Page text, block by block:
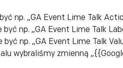
np. „GA Event Lime Talk
np. „GA Event Lime Talk
np. „GA Event Lime Talk
wybraliśmy zmienną